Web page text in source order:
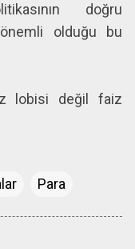
doğru
olduğu bu
lobisi değil faiz
Para